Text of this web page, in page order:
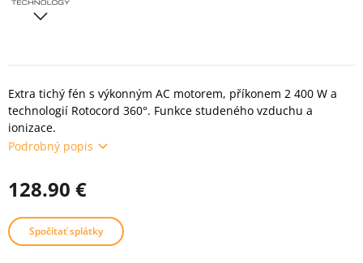
Extra tichý fén s výkonným AC motorem, příkonem 2 400 W a
technologií Rotocord 360°. Funkce studeného vzduchu a
ionizace.
Podrobný popis
128.90 €
Spočítať splátky